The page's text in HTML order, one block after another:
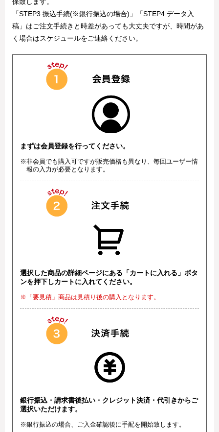
「STEP3 振込手続(※銀行振込の場合)」「STEP4 データ入
稿」はご注文手続きと時差があっても大丈夫ですが、時間があ
く場合はスケジュールをご連絡ください。
まずは会員登録を行ってください。
※非会員でも購入可ですが販売価格も異なり、毎回ユーザー情
報の入力が必要となります。
選択した商品の詳細ページにある「カートに入れる」ボタ
ンを押下しカートに入れてください。
※「要見積」商品は見積り後の購入となります。
銀行振込・請求書後払い・クレジット決済・代引きからご
選択いただけます。
※銀行振込の場合、ご入金確認後に手配を開始致します。